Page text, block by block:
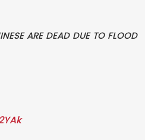
ARE DEAD DUE TO FLOOD